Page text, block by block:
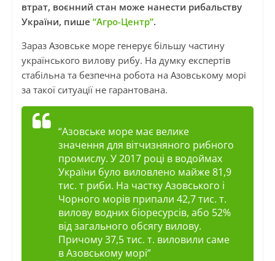
втрат, воєнний стан може нанести рибальству
України, пише “Агро-Центр”.
Зараз Азовське море генерує більшу частину
українського вилову рибу. На думку експертів
стабільна та безпечна робота на Азовському морі
за такої ситуації не гарантована.
“Азовське море має велике
значення для вітчизняного рибного
промислу. У 2017 році в водоймах
України було виловлено майже 81,9
тис. т риби. На частку Азовського і
Чорного морів припали 42,7 тис. т.
вилову водних біоресурсів, або 52%
від загального обсягу вилову.
Причому 37,5 тис. т. виловили саме
в Азовському морі”